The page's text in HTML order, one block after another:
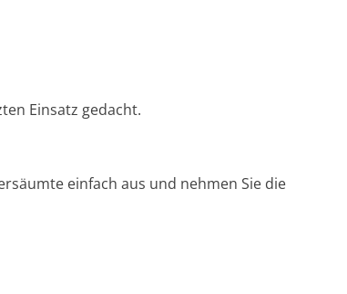
Einsatz gedacht.
einfach aus und nehmen Sie die